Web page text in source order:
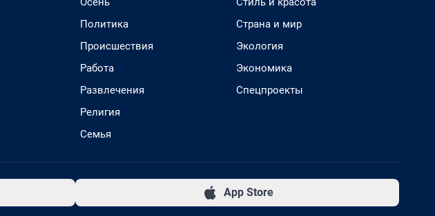
Политика
Происшествия
Работа
Развлечения
Религия
Семья
Страна и мир
Экология
Экономика
Спецпроекты
App Store